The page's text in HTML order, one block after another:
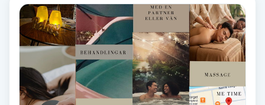
Damklippning
Dermapen
Diamantslipning